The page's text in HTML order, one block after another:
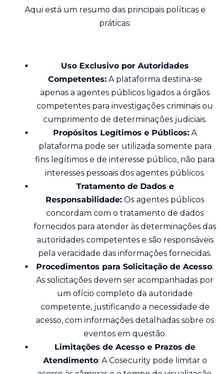
Aqui está um resumo das principais políticas e
práticas:
Uso Exclusivo por Autoridades
Competentes:A plataforma destina-se
apenas a agentes públicos ligados a órgãos
competentes para investigações criminais ou
cumprimento de determinações judiciais.
Propósitos Legítimos e Públicos: A
plataforma pode ser utilizada somente para
fins legítimos e de interesse público, não para
interesses pessoais dos agentes públicos.
Tratamento de Dados e
Responsabilidade: Os agentes públicos
concordam com o tratamento de dados
fornecidos para atender às determinações das
autoridades competentes e são responsáveis
pela veracidade das informações fornecidas.
Procedimentos para Solicitação de Acesso:
As solicitações devem ser acompanhadas por
um ofício completo da autoridade
competente, justificando a necessidade de
acesso, com informações detalhadas sobre os
eventos em questão.
Limitações de Acesso e Prazos de
Atendimento: A Cosecurity pode limitar o